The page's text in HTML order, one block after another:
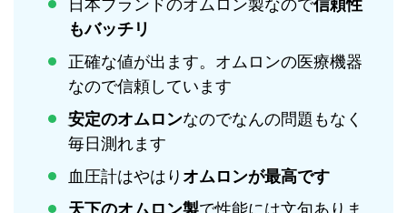
日本ブランドのオムロン製なので信頼性
もバッチリ
正確な値が出ます。オムロンの医療機器
なので信頼しています
安定のオムロンなのでなんの問題もなく
毎日測れます
血圧計はやはり オムロンが最高です
天下のオムロン製で性能には文句ありま